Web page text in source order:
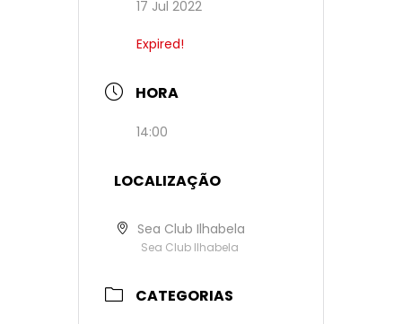
17 Jul 2022
Expired!
HORA
14:00
LOCALIZAÇÃO
Sea Club Ilhabela
Sea Club Ilhabela
CATEGORIAS